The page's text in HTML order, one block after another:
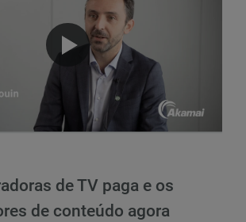
de TV paga e os
de conteúdo agora